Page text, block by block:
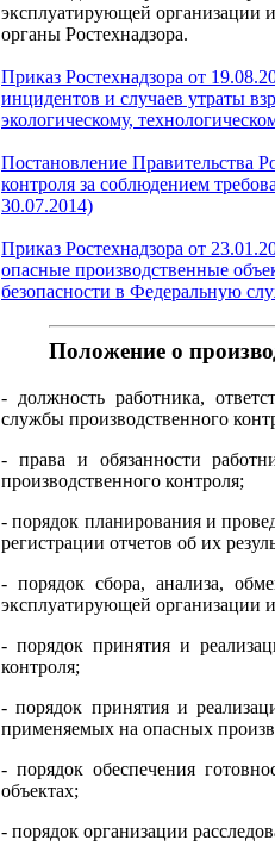
эксплуатирующей организации
органы Ростехнадзора.
Приказ Ростехнадзора от
инцидентов и случаев утраты
экологическому,
Постановление Правительства
контроля за соблюдением
30.07.2014)
Приказ Ростехнадзора от
опасные производственные
безопасности в Федеральную
Положение о
- должность работника,
службы производственного
- права и обязанности
производственного контроля;
- порядок планирования и
регистрации отчетов об их
- порядок сбора, анализа,
эксплуатирующей организации
- порядок принятия и
контроля;
- порядок принятия и
применяемых на опасных
- порядок обеспечения
объектах;
- порядок организации